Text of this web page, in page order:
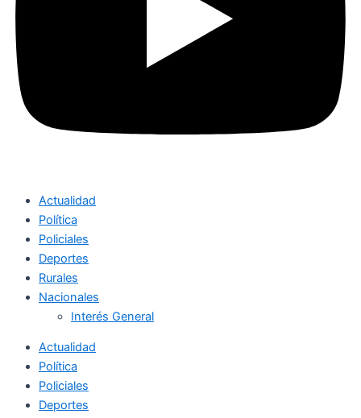
Actualidad
Política
Policiales
Deportes
Rurales
Nacionales
Interés General
Actualidad
Política
Policiales
Deportes